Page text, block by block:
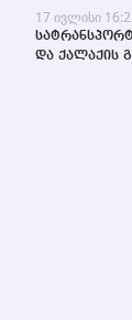
17 ივლისი
და ქალაქის